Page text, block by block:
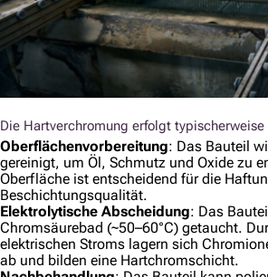
Die Hartverchromung erfolgt
Oberflächenvorbereitung: Das Bauteil
gereinigt, um Öl, Schmutz und Oxide zu
Oberfläche ist entscheidend für die
Beschichtungsqualität.
Elektrolytische Abscheidung: Das
Chromsäurebad (~50–60°C) getaucht.
elektrischen Stroms lagern sich
ab und bilden eine Hartchromschicht.